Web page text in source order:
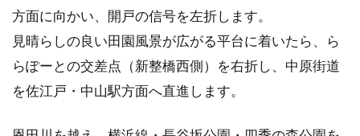
方面に向かい、開戸の信号を左折します。
見晴らしの良い田園風景が広がる平台に着いたら、ら
らぽーとの交差点（新整橋西側）を右折し、中原街道
を佐江戸・中山駅方面へ直進します。